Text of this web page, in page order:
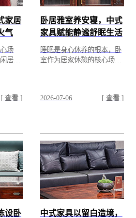
家居
气
场
居休
[ 查看 ]
卧居雅室养安寝，中式
家具赋能静谧舒眠生活
睡眠是身心休养的根本，卧
室作为居家休憩的核心场
以...
2026-07-06 [ 查看 ]
设卧 中式家具以留白造境，